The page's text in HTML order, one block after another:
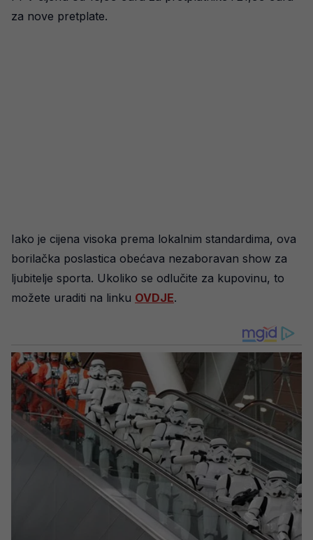
za nove pretplate.
Iako je cijena visoka prema lokalnim standardima, ova
borilačka poslastica obećava nezaboravan show za
ljubitelje sporta. Ukoliko se odlučite za kupovinu, to
možete uraditi na linku OVDJE.